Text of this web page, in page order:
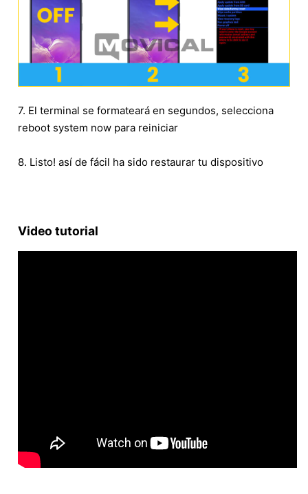
7. El terminal se formateará en segundos, selecciona
reboot system now para reiniciar
8. Listo! así de fácil ha sido restaurar tu dispositivo
Video tutorial